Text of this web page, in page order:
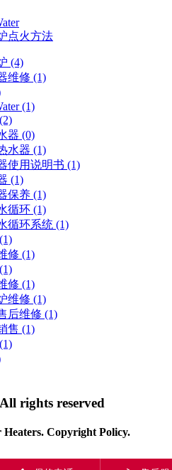
点火方法
(4)
维修 (1)
(1)
(2)
器 (0)
水器 (1)
使用说明书 (1)
(1)
保养 (1)
循环 (1)
循环系统 (1)
(1)
修 (1)
(1)
修 (1)
维修 (1)
后维修 (1)
售 (1)
(1)
rights reserved
Copyright Policy.